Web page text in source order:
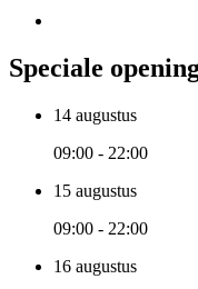
Speciale
14 augustus
09:00 - 22:00
15 augustus
09:00 - 22:00
16 augustus